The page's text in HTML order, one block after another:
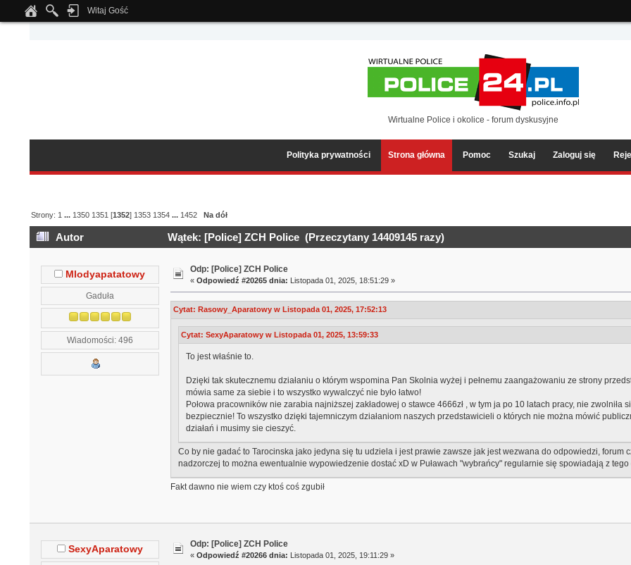
Notice: Undefined index: tapatalk_body_hook in
Witaj Gość
Wirtualne Police i okolice - forum dyskusyjne
Polityka prywatności Strona główna Pomoc Szukaj Zaloguj się
Strony: 1 ... 1350 1351 [1352] 1353 1354 ... 1452 Na dół
Autor Wątek: [Police] ZCH Police (Przeczytany 14409145 razy)
Mlodyapatatowy
Gaduła
Wiadomości: 496
Odp: [Police] ZCH Police
«Odpowiedź #20265 dnia: Listopada 01, 2025, 18:51:29 »
Cytat: Rasowy_Aparatowy w Listopada 01, 2025, 17:52:13
Cytat: SexyAparatowy w Listopada 01, 2025, 13:59:33
To jest właśnie to.
Dzięki tak skutecznemu działaniu o którym wspomina Pan Skolnia wyżej i pełnemu zaangażowaniu ze strony
mówia same za siebie i to wszystko wywalczyć nie było łatwo!
Połowa pracowników nie zarabia najniższej zakładowej o stawce 4666zł , w tym ja po 10 latach pracy, nie
bezpiecznie! To wszystko dzięki tajemniczym działaniom naszych przedstawicieli o których nie można mówić
działań i musimy sie cieszyć.
Co by nie gadać to Tarocinska jako jedyna się tu udziela i jest prawie zawsze jak jest wezwana do odpowiedzi, forum
nadzorczej to można ewentualnie wypowiedzenie dostać xD w Puławach "wybrańcy" regularnie się spowiadają z
Fakt dawno nie wiem czy ktoś coś zgubił
SexyAparatowy Odp: [Police] ZCH Police
«Odpowiedź #20266 dnia: Listopada 01, 2025, 19:11:29 »